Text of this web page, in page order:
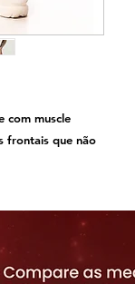
com muscle
frontais que não
cores mais